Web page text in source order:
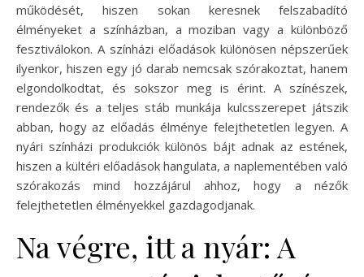
működését, hiszen sokan keresnek felszabadító
élményeket a színházban, a moziban vagy a különböző
fesztiválokon. A színházi előadások különösen népszerűek
ilyenkor, hiszen egy jó darab nemcsak szórakoztat, hanem
elgondolkodtat, és sokszor meg is érint. A színészek,
rendezők és a teljes stáb munkája kulcsszerepet játszik
abban, hogy az előadás élménye felejthetetlen legyen. A
nyári színházi produkciók különös bájt adnak az estének,
hiszen a kültéri előadások hangulata, a naplementében való
szórakozás mind hozzájárul ahhoz, hogy a nézők
felejthetetlen élményekkel gazdagodjanak.
Na végre, itt a nyár: A